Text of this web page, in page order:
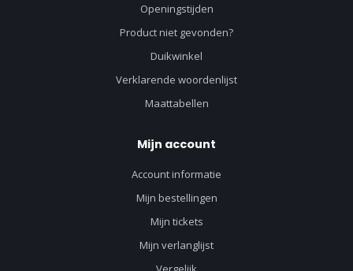
Openingstijden
Product niet gevonden?
Duikwinkel
Verklarende woordenlijst
Maattabellen
Mijn account
Account informatie
Mijn bestellingen
Mijn tickets
Mijn verlanglijst